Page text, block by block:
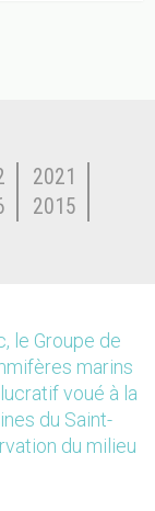
2021
2015
le Groupe de
marins
voué à la
du Saint-
du milieu